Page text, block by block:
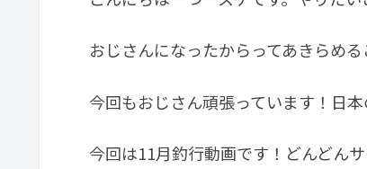
おじさんになったからってあきらめ
今回もおじさん頑張っています！日
今回は11月釣行動画です！どんどん